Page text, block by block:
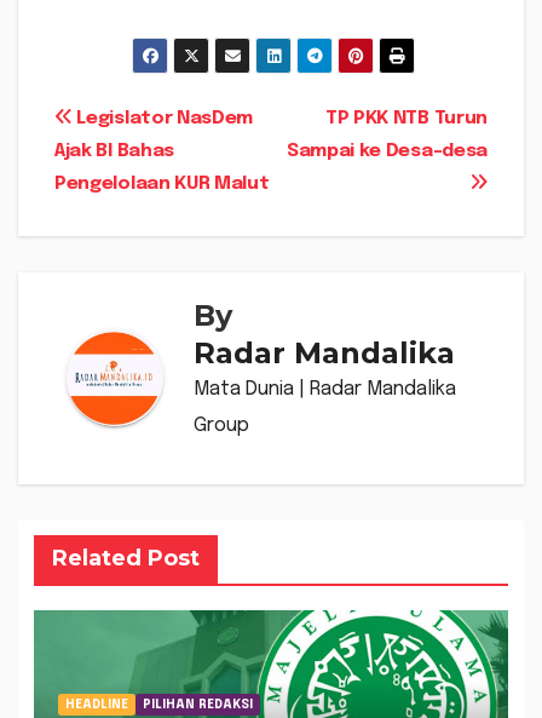
Navigasi
pos
TP PKK NTB Turun
Sampai ke Desa-desa
Legislator NasDem
Ajak BI Bahas
Pengelolaan KUR Malut
By
Radar Mandalika
Mata Dunia | Radar Mandalika
Group
Related Post
HEADLINE PILIHAN REDAKSI